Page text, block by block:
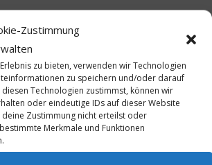
Zustimmung
zu bieten, verwenden wir Technologien
zu speichern und/oder darauf
Technologien zustimmst, können wir
oder eindeutige IDs auf dieser Website
Zustimmung nicht erteilst oder
Merkmale und Funktionen
20.5.2025
(kostenfreie Parkplätze); per U 4 ab